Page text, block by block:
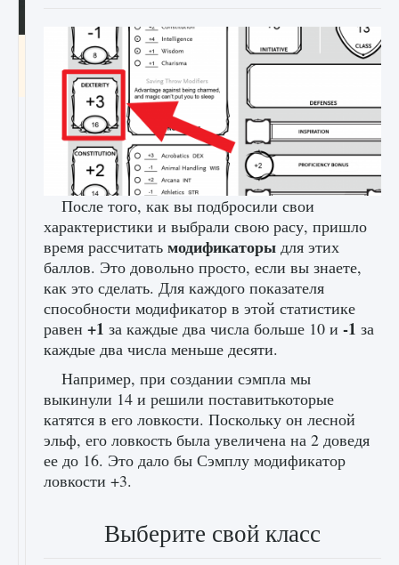
Как включить чат в Fortnite
9 августа 2024 1 335
После того, как вы подбросили свои
характеристики и выбрали свою расу, пришло
время рассчитать модификаторы для этих
баллов. Это довольно просто, если вы знаете,
как это сделать. Для каждого показателя
способности модификатор в этой статистике
равен +1 за каждые два числа больше 10 и -1 за
каждые два числа меньше десяти.
Например, при создании сэмпла мы
выкинули 14 и решили поставитькоторые
катятся в его ловкости. Поскольку он лесной
эльф, его ловкость была увеличена на 2 доведя
ее до 16. Это дало бы Сэмплу модификатор
ловкости +3.
Выберите свой класс